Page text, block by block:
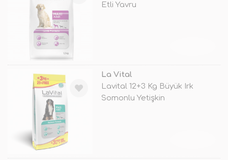
Etli Yavru
La Vital
Lavital 12+3 Kg Büyük Irk
Somonlu Yetişkin